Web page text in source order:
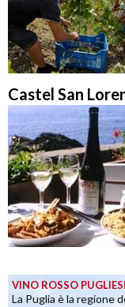
Castel San
VINO ROSSO
La Puglia è la regione